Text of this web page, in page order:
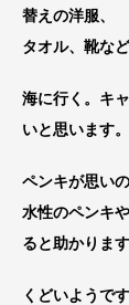
替えの洋服、
タオル、靴な
海に行く。キ
いと思います。
ペンキが思い
水性のペンキ
ると助かります
くどいようです